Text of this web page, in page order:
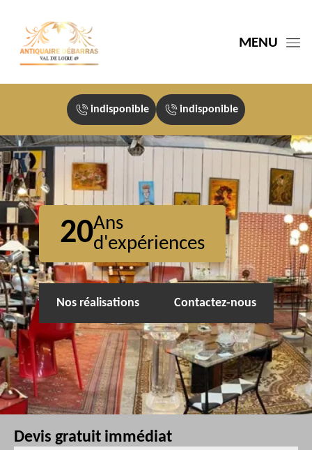
MENU
indisponible indisponible
20Ans
d'expériences
Nos réalisations Contactez-nous
Devis gratuit immédiat